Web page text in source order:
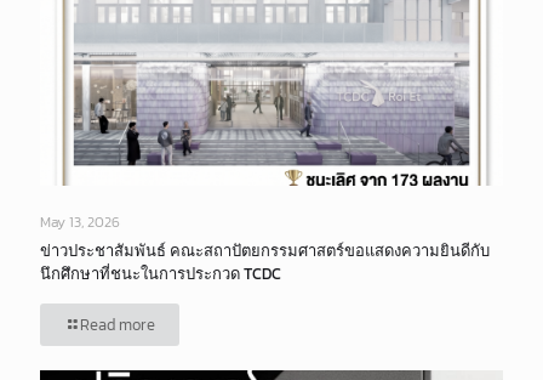
May 13, 2026
ข่าวประชาสัมพันธ์ คณะสถาปัตยกรรมศาสตร์ขอแสดงความยินดีกับ
นึกศึกษาที่ชนะในการประกวด TCDC
Read more